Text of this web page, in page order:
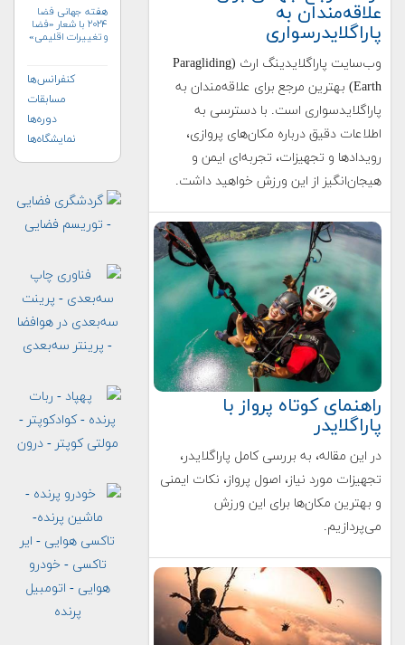
علاقه‌مندان به
پاراگلایدرسواری
وب‌سایت پاراگلایدینگ ارث (Paragliding
Earth) بهترین مرجع برای علاقه‌مندان به
پاراگلایدسواری است. با دسترسی به
اطلاعات دقیق درباره مکان‌های پروازی،
رویدادها و تجهیزات، تجربه‌ای ایمن و
هیجان‌انگیز از این ورزش خواهید داشت.
راهنمای کوتاه پرواز با
پاراگلایدر
در این مقاله، به بررسی کامل پاراگلایدر،
تجهیزات مورد نیاز، اصول پرواز، نکات ایمنی
و بهترین مکان‌ها برای این ورزش
می‌پردازیم.
هفته جهانی فضا
۲۰۲۴ با شعار «فضا
و تغییرات اقلیمی»
کنفرانس‌ها
مسابقات
دوره‌ها
نمایشگاه‌ها